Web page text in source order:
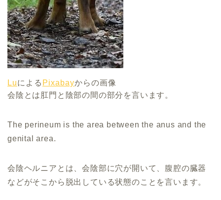
Luによる Pixabayからの画像
会陰とは肛門と陰部の間の部分を言います。
The perineum is the area between the anus and the
genital area.
会陰ヘルニアとは、会陰部に穴が開いて、腹腔の臓器
などがそこから脱出している状態のことを言います。